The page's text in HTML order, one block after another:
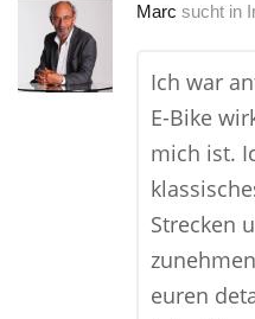
Marc sucht in
Ich war
E-Bike
mich ist.
Strecken
euren